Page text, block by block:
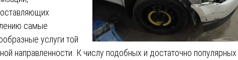
самые
услуги той
направленности. К числу подобных и достаточно популярных